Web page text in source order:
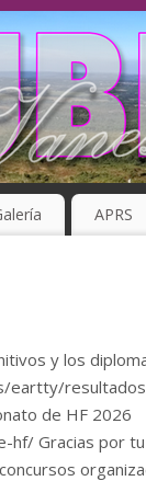
APRS
y los
eartty/
de HF 2026
Gracias por